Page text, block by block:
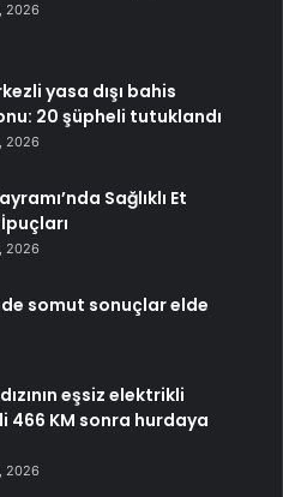
2026
yasa dışı bahis
20 şüpheli tutuklandı
2026
Sağlıklı Et
2026
somut sonuçlar elde
eşsiz elektrikli
466 KM sonra hurdaya
2026